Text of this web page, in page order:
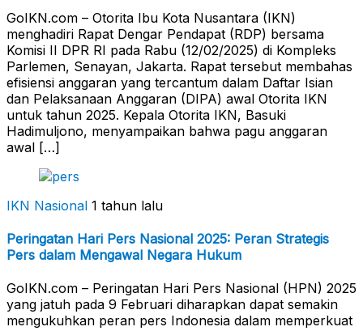
GoIKN.com – Otorita Ibu Kota Nusantara (IKN)
menghadiri Rapat Dengar Pendapat (RDP) bersama
Komisi II DPR RI pada Rabu (12/02/2025) di Kompleks
Parlemen, Senayan, Jakarta. Rapat tersebut membahas
efisiensi anggaran yang tercantum dalam Daftar Isian
dan Pelaksanaan Anggaran (DIPA) awal Otorita IKN
untuk tahun 2025. Kepala Otorita IKN, Basuki
Hadimuljono, menyampaikan bahwa pagu anggaran
awal […]
IKN Nasional 1 tahun lalu
Peringatan Hari Pers Nasional 2025: Peran Strategis
Pers dalam Mengawal Negara Hukum
GoIKN.com – Peringatan Hari Pers Nasional (HPN) 2025
yang jatuh pada 9 Februari diharapkan dapat semakin
mengukuhkan peran pers Indonesia dalam memperkuat